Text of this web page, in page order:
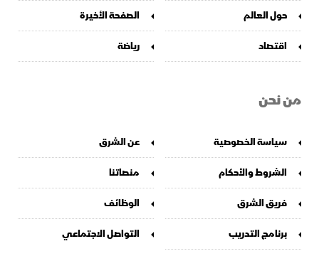
حول العالم
الصفحة الأخيرة
اقتصاد
رياضة
من نحن
سياسة الخصوصية
عن الشرق
الشروط والأحكام
منصاتنا
فريق الشرق
الوظائف
برنامج التدريب
التواصل الاجتماعي